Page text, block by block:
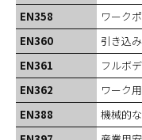
EN358
ワーク
EN360
引き込
EN361
フルボ
EN362
ワーク
EN388
機械的